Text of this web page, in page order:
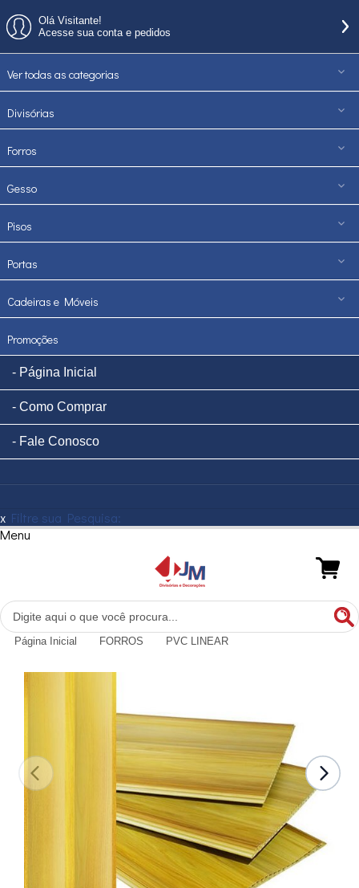
Olá Visitante!
Acesse sua conta e pedidos
Ver todas as categorias
Divisórias
Forros
Gesso
Pisos
Portas
Cadeiras e Móveis
Promoções
Página Inicial
Como Comprar
Fale Conosco
x Filtre sua Pesquisa:
Menu
Página Inicial FORROS PVC LINEAR